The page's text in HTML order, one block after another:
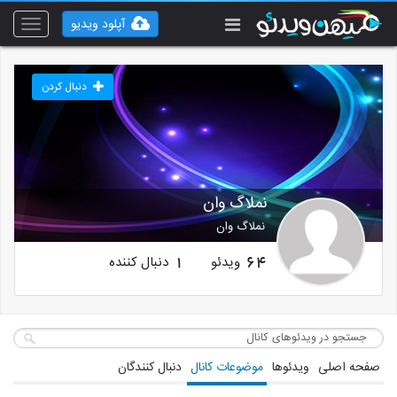
Toggle
آپلود ویدیو
نملاگ وان
نملاگ وان
دنبال کردن
64 ویدئو 1 دنبال کننده
صفحه اصلی ویدئوها موضوعات کانال دنبال کنندگان